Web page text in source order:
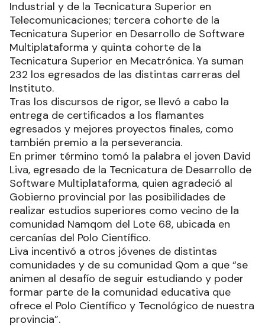
Industrial y de la Tecnicatura Superior en
Telecomunicaciones; tercera cohorte de la
Tecnicatura Superior en Desarrollo de Software
Multiplataforma y quinta cohorte de la
Tecnicatura Superior en Mecatrónica. Ya suman
232 los egresados de las distintas carreras del
Instituto.
Tras los discursos de rigor, se llevó a cabo la
entrega de certificados a los flamantes
egresados y mejores proyectos finales, como
también premio a la perseverancia.
En primer término tomó la palabra el joven David
Liva, egresado de la Tecnicatura de Desarrollo de
Software Multiplataforma, quien agradeció al
Gobierno provincial por las posibilidades de
realizar estudios superiores como vecino de la
comunidad Namqom del Lote 68, ubicada en
cercanías del Polo Científico.
Liva incentivó a otros jóvenes de distintas
comunidades y de su comunidad Qom a que “se
animen al desafío de seguir estudiando y poder
formar parte de la comunidad educativa que
ofrece el Polo Científico y Tecnológico de nuestra
provincia”.